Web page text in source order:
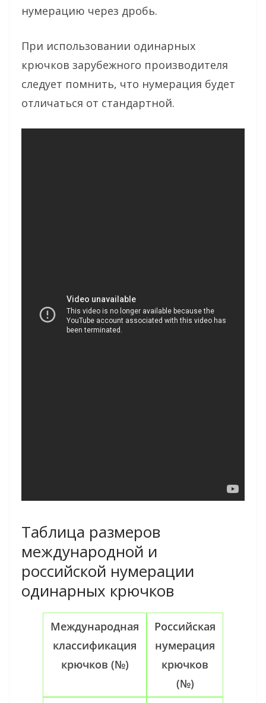
нумерацию через дробь.
При использовании одинарных
крючков зарубежного производителя
следует помнить, что нумерация будет
отличаться от стандартной.
Таблица размеров
международной и
российской нумерации
одинарных крючков
Международная
классификация
крючков (№)
Российская
нумерация
крючков
(№)